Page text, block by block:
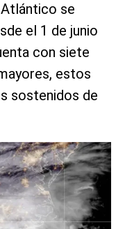
se
el 1 de junio
con siete
estos
sostenidos de